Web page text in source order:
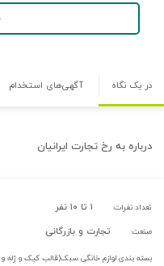
در یک نگاه آگهی‌های استخدام
درباره به رخ تجارت ایرانیان
تعداد نفرات: ۱ تا ۱۰ نفر
صنعت: تجارت و بازرگانی
بسته بندی لوازم خانگی سبک(قالب کیک و ژله